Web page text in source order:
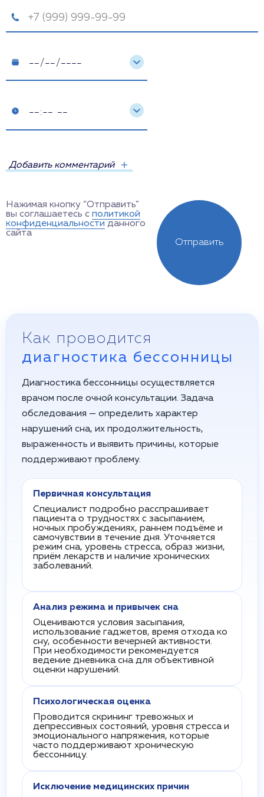
Добавить комментарий
Отправить
Нажимая кнопку “Отправить”
вы соглашаетесь с политикой
конфиденциальности данного
сайта
Как проводится
диагностика бессонницы
Диагностика бессонницы осуществляется
врачом после очной консультации. Задача
обследования — определить характер
нарушений сна, их продолжительность,
выраженность и выявить причины, которые
поддерживают проблему.
Первичная консультация
Специалист подробно расспрашивает
пациента о трудностях с засыпанием,
ночных пробуждениях, раннем подъёме и
самочувствии в течение дня. Уточняется
режим сна, уровень стресса, образ жизни,
приём лекарств и наличие хронических
заболеваний.
Анализ режима и привычек сна
Оцениваются условия засыпания,
использование гаджетов, время отхода ко
сну, особенности вечерней активности.
При необходимости рекомендуется
ведение дневника сна для объективной
оценки нарушений.
Психологическая оценка
Проводится скрининг тревожных и
депрессивных состояний, уровня стресса и
эмоционального напряжения, которые
часто поддерживают хроническую
бессонницу.
Исключение медицинских причин